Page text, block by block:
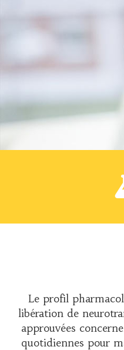
Le profil
libération de
approuvées
quotidiennes pour